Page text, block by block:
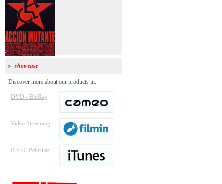
>Acción mutante
> showcase
Discover more about our products in:
DVD - BluRay
Video Streaming
B.S.O. Películas...